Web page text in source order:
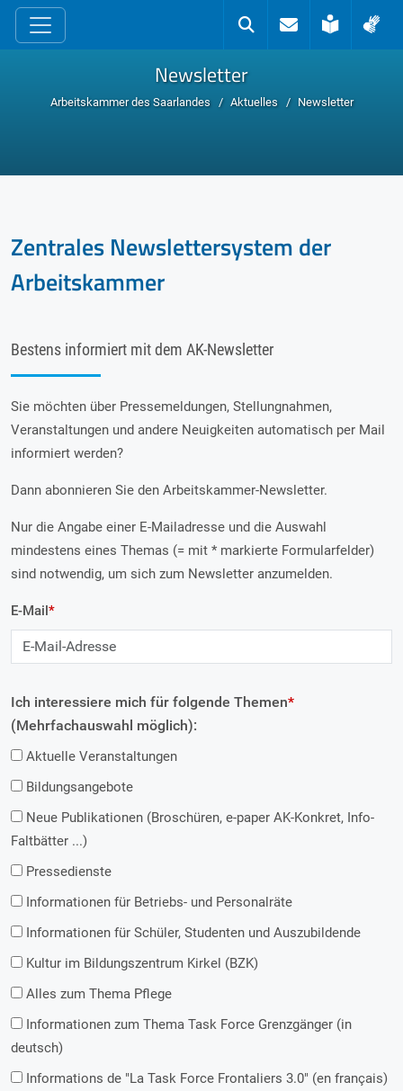
zum Inhalt
SucheKontakt
Leichte
Newsletter
Arbeitskammer des Saarlandes Aktuelles Newsletter
Zentrales Newslettersystem der
Arbeitskammer
Bestens informiert mit dem AK-Newsletter
Sie möchten über Pressemeldungen, Stellungnahmen,
Veranstaltungen und andere Neuigkeiten automatisch per Mail
informiert werden?
Dann abonnieren Sie den Arbeitskammer-Newsletter.
Nur die Angabe einer E-Mailadresse und die Auswahl
mindestens eines Themas (= mit * markierte Formularfelder)
sind notwendig, um sich zum Newsletter anzumelden.
E-Mail*
Ich interessiere mich für folgende Themen*
(Mehrfachauswahl möglich):
Aktuelle Veranstaltungen
Bildungsangebote
Faltbätter ...)
Pressedienste
Informationen für Betriebs- und Personalräte
Informationen für Schüler, Studenten und Auszubildende
Kultur im Bildungszentrum Kirkel (BZK)
Alles zum Thema Pflege
deutsch)
Informations de "La Task Force Frontaliers 3.0" (en français)